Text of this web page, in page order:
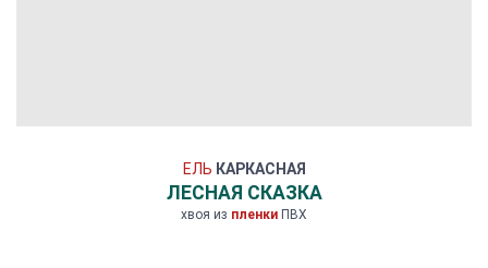
ЕЛЬ КАРКАСНАЯ
ЛЕСНАЯ СКАЗКА
хвоя из пленки ПВХ